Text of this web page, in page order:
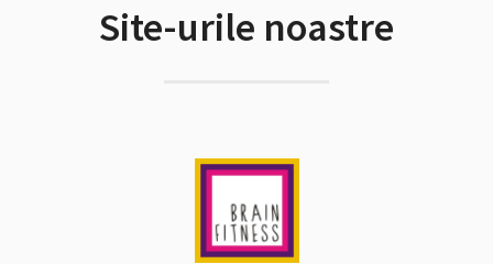
Site-urile noastre